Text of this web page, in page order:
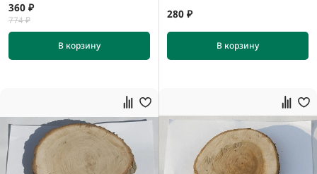
360 ₽
774 ₽
В корзину
280 ₽
В корзину